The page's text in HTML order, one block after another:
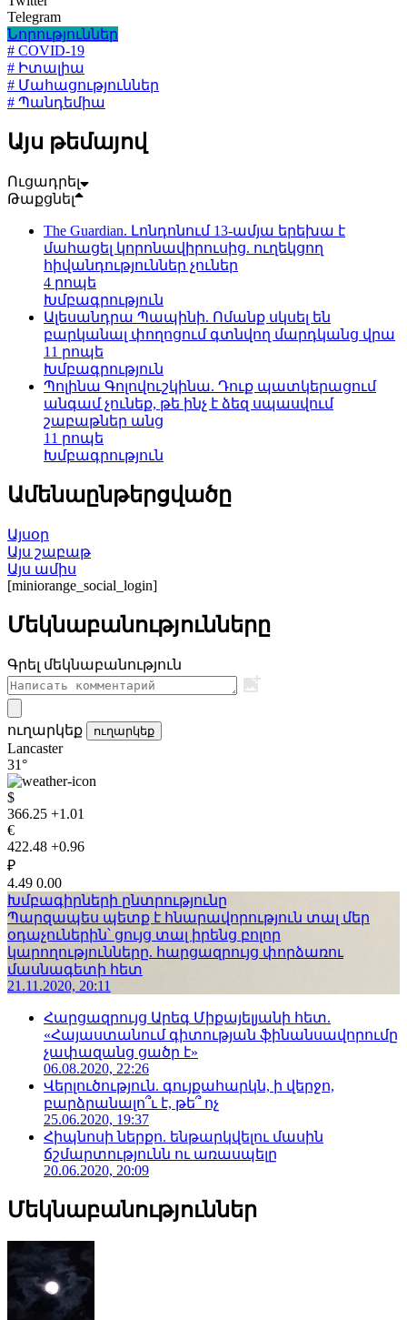
Telegram
Նորություններ
# COVID-19
# Իտալիա
# Մահացություններ
# Պանդեմիա
Այս թեմայով
Ուցադրել
Թաքցնել
The Guardian. Լոնդոնում 13-ամյա երեխա է
մահացել կորոնավիրուսից. ուղեկցող
հիվանդություններ չուներ
4 րոպե
Խմբագրություն
Ալեսանդրա Պապինի. Ոմանք սկսել են
բարկանալ փողոցում գտնվող մարդկանց վրա
11 րոպե
Խմբագրություն
Պոլինա Գոլովուշկինա. Դուք պատկերացում
անգամ չունեք, թե ինչ է ձեզ սպասվում
շաբաթներ անց
11 րոպե
Խմբագրություն
Ամենաընթերցվածը
Այսօր
Այս շաբաթ
Այս ամիս
[miniorange_social_login]
Մեկնաբանությունները
Գրել մեկնաբանություն
ուղարկեք ուղարկեք
Lancaster
31°
$
366.25 +1.01
€
422.48 +0.96
₽
4.49 0.00
Խմբագիրների ընտրությունը
Պարզապես պետք է հնարավորություն տալ մեր
օդաչուներին՝ ցույց տալ իրենց բոլոր
կարողությունները. հարցազրույց փորձառու
մասնագետի հետ
21.11.2020, 20:11
Հարցազրույց Արեգ Միքայելյանի հետ.
«Հայաստանում գիտության ֆինանսավորումը
չափազանց ցածր է»
06.08.2020, 22:26
Վերլուծություն. գույքահարկն, ի վերջո,
բարձրանալո՞ւ է, թե՞ ոչ
25.06.2020, 19:37
Հիպնոսի ներքո. ենթարկվելու մասին
ճշմարտությունն ու առասպելը
20.06.2020, 20:09
Մեկնաբանություններ